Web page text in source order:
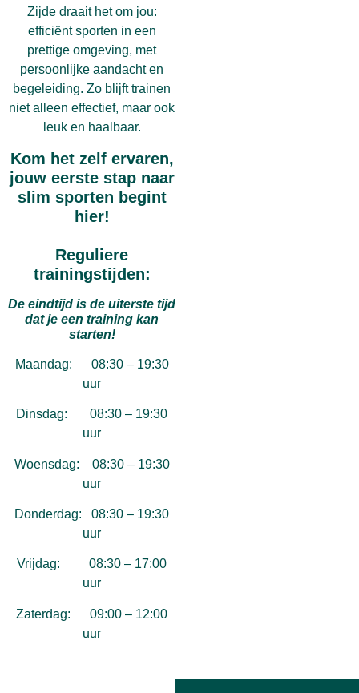
Zijde draait het om jou:
efficiënt sporten in een
prettige omgeving, met
persoonlijke aandacht en
begeleiding. Zo blijft trainen
niet alleen effectief, maar ook
leuk en haalbaar.
Kom het zelf ervaren,
jouw eerste stap naar
slim sporten begint
hier!
Reguliere
trainingstijden:
De eindtijd is de uiterste tijd
dat je een training kan
starten!
Maandag: 08:30 – 19:30
uur
Dinsdag: 08:30 – 19:30
uur
Woensdag: 08:30 – 19:30
uur
Donderdag: 08:30 – 19:30
uur
Vrijdag: 08:30 – 17:00
uur
Zaterdag: 09:00 – 12:00
uur